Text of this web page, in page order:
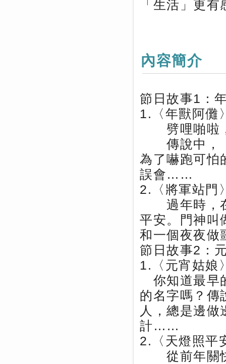
「生活」更有
內容簡介
節日故事1：
1.〈年獸阿儺
劈哩啪啦，
傳說中，「
為了嚇跑可怕
誤會……
2.〈將軍站門
過年時，在
平安。門神叫
和一個夜夜
節日故事2：
1.〈元宵姑娘
你知道最早
的名字嗎？傳
人，總是邊
計……
2.〈天燈照平
從前年關快